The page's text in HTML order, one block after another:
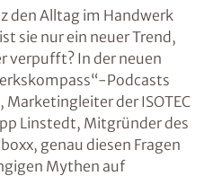
den Alltag im Handwerk
sie nur ein neuer Trend,
verpufft? In der neuen
Podcasts
der ISOTEC
Linstedt, Mitgründer des
genau diesen Fragen
Mythen auf